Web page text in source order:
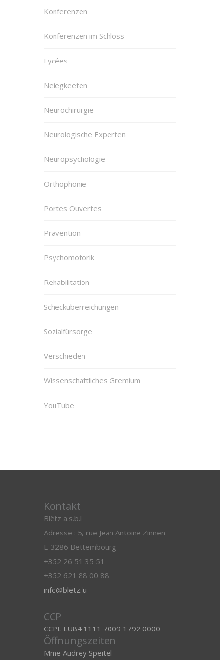
Konferenzen
Konferenzen im Schloss
Lycées
Neiegkeeten
Neurochirurgie
Neurologische Experten
Neuropsychologie
Orthophonie
Portes Ouvertes
Prävention
Psychomotorik
Rehabilitation
Schecküberreichungen
Sozialfürsorge
Verschieden
Wissenschaftliches Gremium
YouTube
Kontakt
Blëtz a.s.b.l.
Adresse : 5, rue Jean Antoine Zinnen
L-3286 Bettembourg
+352 26 51 35 51
+352 621 88 00 88
info@bletz.lu
CCP
CCPL LU84 1111 7009 1792 0000
Öffnungszeiten
Mme Audrey Speitel